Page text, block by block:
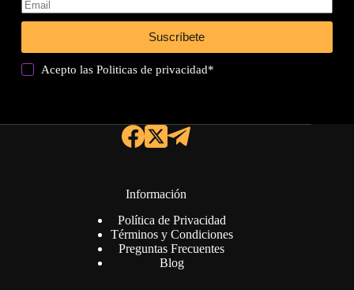
Suscríbete
Acepto lasPoliticas de privacidad*
Información
Política de Privacidad
Términos y Condiciones
Preguntas Frecuentes
Blog